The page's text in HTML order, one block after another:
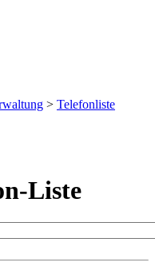
> Telefonliste
Liste